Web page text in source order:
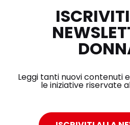
Leggi tanti nuovi contenuti
le iniziative riservate